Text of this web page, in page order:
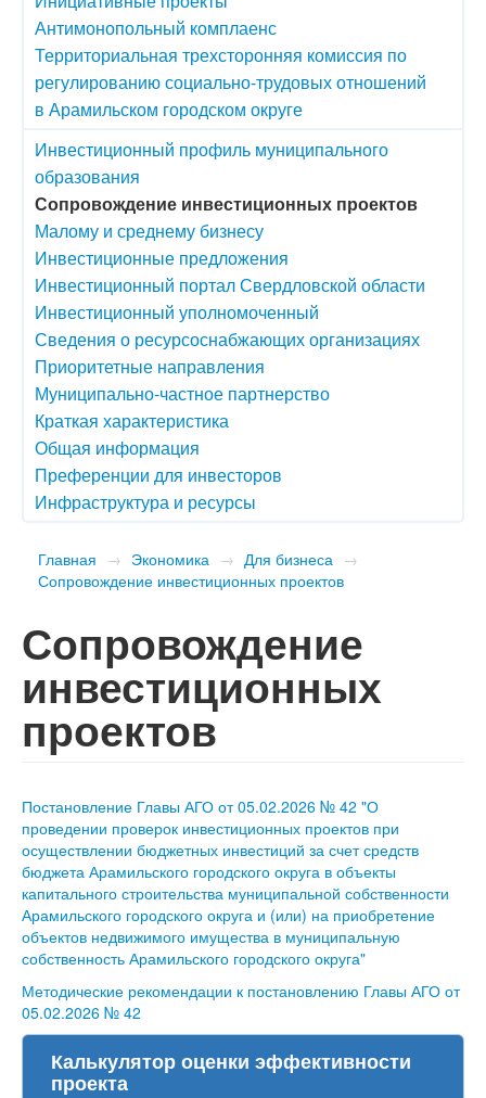
Антимонопольный комплаенс
Территориальная трехсторонняя комиссия по
регулированию социально-трудовых отношений
в Арамильском городском округе
Инвестиционный профиль муниципального
образования
Сопровождение инвестиционных проектов
Малому и среднему бизнесу
Инвестиционные предложения
Инвестиционный портал Свердловской области
Инвестиционный уполномоченный
Сведения о ресурсоснабжающих организациях
Приоритетные направления
Муниципально-частное партнерство
Краткая характеристика
Общая информация
Преференции для инвесторов
Инфраструктура и ресурсы
Главная → Экономика → Для бизнеса →
Сопровождение инвестиционных проектов
Сопровождение
инвестиционных
проектов
Постановление Главы АГО от 05.02.2026 № 42 "О
проведении проверок инвестиционных проектов при
осуществлении бюджетных инвестиций за счет средств
бюджета Арамильского городского округа в объекты
капитального строительства муниципальной собственности
Арамильского городского округа и (или) на приобретение
объектов недвижимого имущества в муниципальную
собственность Арамильского городского округа"
Методические рекомендации к постановлению Главы АГО от
05.02.2026 № 42
Калькулятор оценки эффективности
проекта